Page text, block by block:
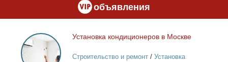
объявления
Установка
кондиционеров
в
Уста­нов­ка кон­ди­ци­о­не­ров в Москве
Строительство и ремонт/ Установка